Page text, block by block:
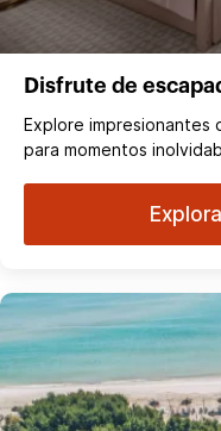
Disfrute de
Explore impresionantes
para momentos